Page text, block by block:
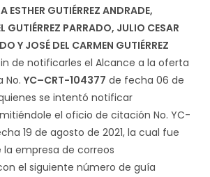
ESTHER GUTIÉRREZ ANDRADE,
GUTIÉRREZ PARRADO, JULIO CESAR
Y JOSÉ DEL CARMEN GUTIÉRREZ
de notificarles el Alcance a la oferta
No. YC–CRT-104377 de fecha 06 de
se intentó notificar
el oficio de citación No. YC-
19 de agosto de 2021, la cual fue
empresa de correos
el siguiente número de guía